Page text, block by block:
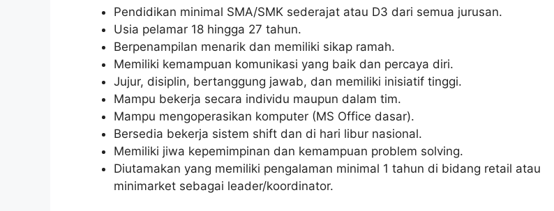
Pendidikan minimal SMA/SMK sederajat atau D3 dari semua jurusan.
Usia pelamar 18 hingga 27 tahun.
Berpenampilan menarik dan memiliki sikap ramah.
Memiliki kemampuan komunikasi yang baik dan percaya diri.
Jujur, disiplin, bertanggung jawab, dan memiliki inisiatif tinggi.
Mampu bekerja secara individu maupun dalam tim.
Mampu mengoperasikan komputer (MS Office dasar).
Bersedia bekerja sistem shift dan di hari libur nasional.
Memiliki jiwa kepemimpinan dan kemampuan problem solving.
Diutamakan yang memiliki pengalaman minimal 1 tahun di bidang retail atau
minimarket sebagai leader/koordinator.